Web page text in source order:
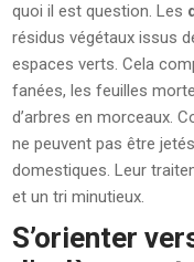
quoi il est question. Les
résidus végétaux issus
espaces verts. Cela
fanées, les feuilles
d’arbres en morceaux.
ne peuvent pas être
domestiques. Leur
et un tri minutieux.
S’orienter